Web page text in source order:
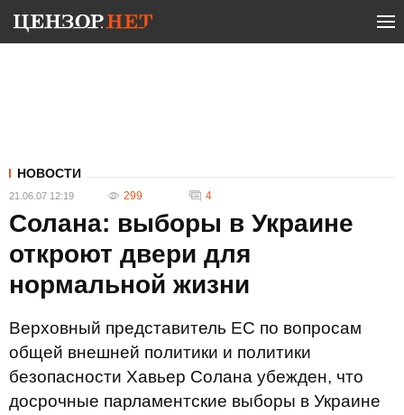
НОВОСТИ
21.06.07 12:19 299 4
Солана: выборы в Украине
откроют двери для
нормальной жизни
Верховный представитель ЕС по вопросам
общей внешней политики и политики
безопасности Хавьер Солана убежден, что
досрочные парламентские выборы в Украине